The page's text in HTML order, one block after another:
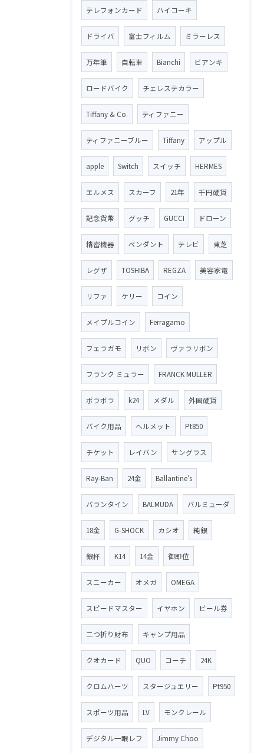
テレフォンカード ハイコーキ
ドライバ 富士フィルム ミラーレス
万年筆 自転車 Bianchi ビアンキ
ロードバイク チェレステカラー
Tiffany & Co. ティファニー
ティファニーブルー Tiffany アップル
apple Switch スイッチ HERMES
エルメス スカーフ 21年 千円硬貨
記念貨幣 グッチ GUCCI ドローン
精密機器 ペンダント テレビ 東芝
レグザ TOSHIBA REGZA 美容家電
リファ ケリー コイン
メイプルコイン Ferragamo
フェラガモ リボン ヴァラリボン
フランク ミュラー FRANCK MULLER
ボラボラ k24 メダル 外国硬貨
バイク用品 ヘルメット Pt850
チケット レイバン サングラス
Ray-Ban 24金 Ballantine′s
バランタイン BALMUDA バルミューダ
18金 G-SHOCK カシオ 純銀
銀杯 K14 14金 御即位
スニーカー オメガ OMEGA
スピードマスター イヤホン ビール券
二つ折り財布 キャンプ用品
クオカード QUO コーチ 24K
クロムハーツ スタージュエリー Pt950
スポーツ用品 LV モンクレール
デジタル一眼レフ Jimmy Choo